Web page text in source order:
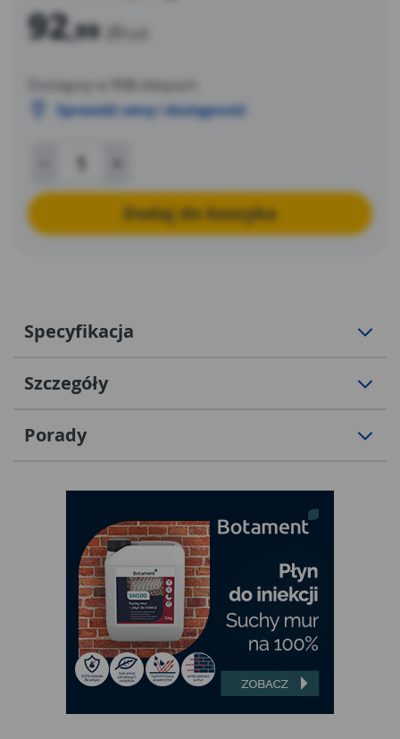
92,99 zł
Dostępny w
sklepach
Sprawdź cenę i dostępność
Dodaj do koszyka
Specyfikacja
Szczegóły
Porady